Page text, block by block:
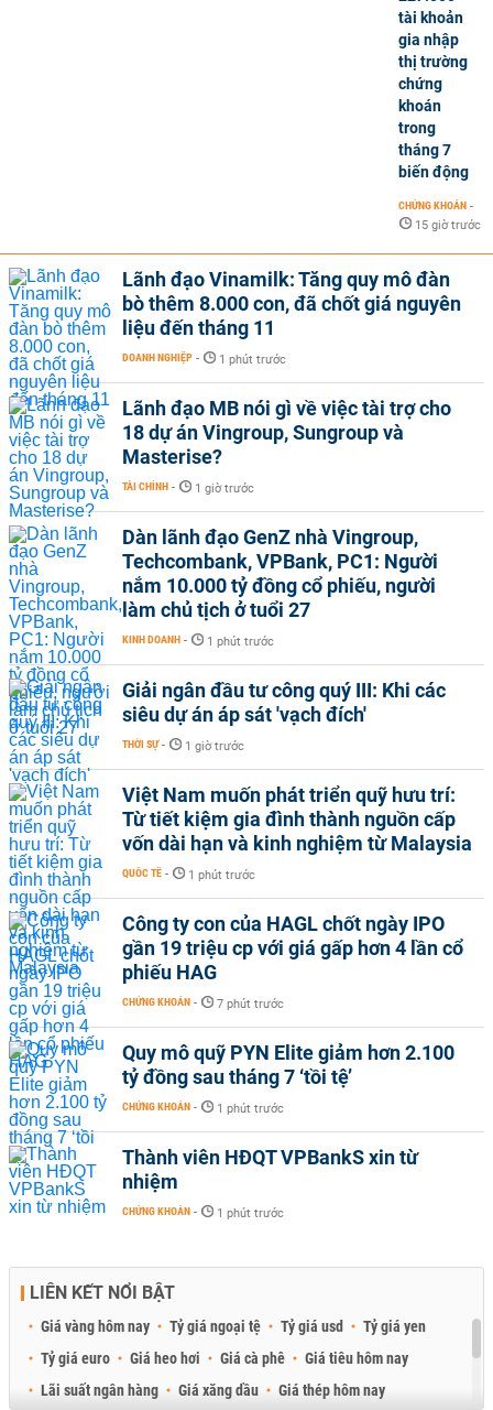
tài khoản
gia nhập
thị trường
chứng
khoán
trong
tháng 7
biến động
CHỨNG KHOÁN -
15 giờ trước
Lãnh đạo Vinamilk: Tăng quy mô đàn
bò thêm 8.000 con, đã chốt giá nguyên
liệu đến tháng 11
DOANH NGHIỆP - 1 phút trước
Lãnh đạo MB nói gì về việc tài trợ cho
18 dự án Vingroup, Sungroup và
Masterise?
TÀI CHÍNH - 1 giờ trước
Dàn lãnh đạo GenZ nhà Vingroup,
Techcombank, VPBank, PC1: Người
nắm 10.000 tỷ đồng cổ phiếu, người
làm chủ tịch ở tuổi 27
KINH DOANH - 1 phút trước
Giải ngân đầu tư công quý III: Khi các
siêu dự án áp sát 'vạch đích'
THỜI SỰ - 1 giờ trước
Việt Nam muốn phát triển quỹ hưu trí:
Từ tiết kiệm gia đình thành nguồn cấp
vốn dài hạn và kinh nghiệm từ Malaysia
QUỐC TẾ - 1 phút trước
Công ty con của HAGL chốt ngày IPO
gần 19 triệu cp với giá gấp hơn 4 lần cổ
phiếu HAG
CHỨNG KHOÁN - 7 phút trước
Quy mô quỹ PYN Elite giảm hơn 2.100
tỷ đồng sau tháng 7 ‘tồi tệ’
CHỨNG KHOÁN - 1 phút trước
Thành viên HĐQT VPBankS xin từ
nhiệm
CHỨNG KHOÁN - 1 phút trước
LIÊN KẾT NỔI BẬT
Giá vàng hôm nay Tỷ giá ngoại tệ Tỷ giá usd
Tỷ giá yen
Tỷ giá euro
Giá heo hơi Giá cà phê
Giá tiêu hôm nay
Lãi suất ngân hàng
Giá xăng dầu Giá thép hôm nay